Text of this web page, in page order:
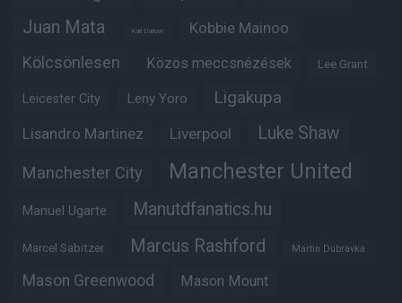
Juan Mata Karl Darlow Kobbie Mainoo
Kölcsönlesen Közös meccsnézések Lee Grant
Leicester City Leny Yoro Ligakupa
Lisandro Martinez Liverpool Luke Shaw
Manchester City Manchester United
Manuel Ugarte Manutdfanatics.hu
Marcel Sabitzer Marcus Rashford Martin Dubravka
Mason Greenwood Mason Mount